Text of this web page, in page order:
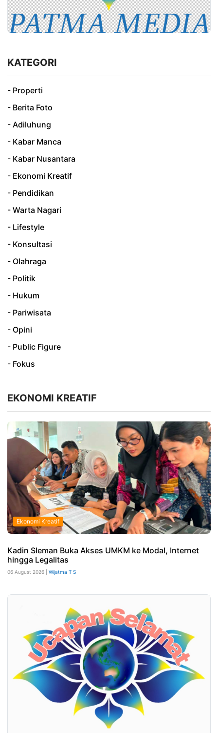
KATEGORI
- Properti
- Berita Foto
- Adiluhung
- Kabar Manca
- Kabar Nusantara
- Ekonomi Kreatif
- Pendidikan
- Warta Nagari
- Lifestyle
- Konsultasi
- Olahraga
- Politik
- Hukum
- Pariwisata
- Opini
- Public Figure
- Fokus
EKONOMI KREATIF
Ekonomi Kreatif
Kadin Sleman Buka Akses UMKM ke Modal, Internet
hingga Legalitas
06 August 2026 | Wijatma T S